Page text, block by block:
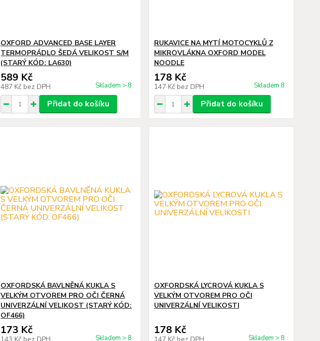
OXFORD ADVANCED BASE LAYER
TERMOPRÁDLO ŠEDÁ VELIKOST S/M
(STARÝ KÓD: LA630)
589 Kč
487 Kč bez DPH Skladem > 8
Přidat do košíku
RUKAVICE NA MYTÍ MOTOCYKLŮ Z
MIKROVLÁKNA OXFORD MODEL
NOODLE
178 Kč
147 Kč bez DPH Skladem 8
Přidat do košíku
OXFORDSKÁ BAVLNĚNÁ KUKLA S
VELKÝM OTVOREM PRO OČI ČERNÁ
UNIVERZÁLNÍ VELIKOST (STARÝ KÓD:
OF466)
173 Kč
Skladem > 8
OXFORDSKÁ LYCROVÁ KUKLA S
VELKÝM OTVOREM PRO OČI
UNIVERZÁLNÍ VELIKOSTI
178 Kč
Skladem > 8